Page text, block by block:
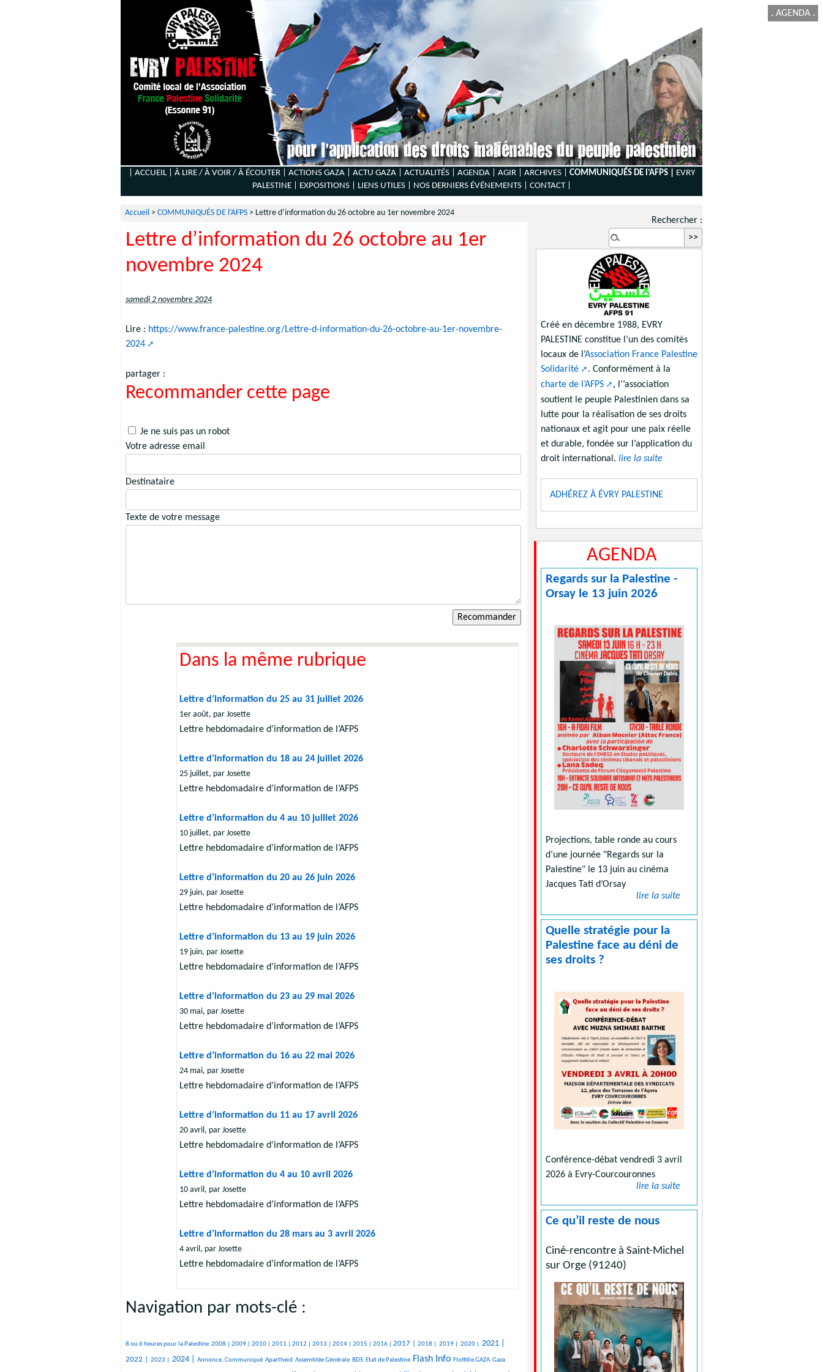
. AGENDA .
| ACCUEIL | À LIRE / À VOIR / À ÉCOUTER | ACTIONS GAZA | ACTU GAZA | ACTUALITÉS | AGENDA | AGIR | ARCHIVES | COMMUNIQUÉS DE l’AFPS |
EVRY
PALESTINE |
EXPOSITIONS | LIENS UTILES | NOS DERNIERS ÉVÉNEMENTS | CONTACT|
Accueil > COMMUNIQUÉS DE l’AFPS > Lettre d’information du 26 octobre au 1er novembre 2024
Lettre d’information du 26 octobre au 1er
novembre 2024
samedi 2 novembre 2024
Lire : https://www.france-palestine.org/Lettre-d-information-du-26-octobre-au-1er-novembre-
2024
partager :
Recommander cette page
Je ne suis pas un robot
Votre adresse email
Destinataire
Texte de votre message
Dans la même rubrique
Lettre d’information du 25 au 31 juillet 2026
1er août, par Josette
Lettre hebdomadaire d’information de l’AFPS
Lettre d’information du 18 au 24 juillet 2026
25 juillet, par Josette
Lettre hebdomadaire d’information de l’AFPS
Lettre d’information du 4 au 10 juillet 2026
10 juillet, par Josette
Lettre hebdomadaire d’information de l’AFPS
Lettre d’information du 20 au 26 juin 2026
29 juin, par Josette
Lettre hebdomadaire d’information de l’AFPS
Lettre d’information du 13 au 19 juin 2026
19 juin, par Josette
Lettre hebdomadaire d’information de l’AFPS
Lettre d’information du 23 au 29 mai 2026
30 mai, par Josette
Lettre hebdomadaire d’information de l’AFPS
Lettre d’information du 16 au 22 mai 2026
24 mai, par Josette
Lettre hebdomadaire d’information de l’AFPS
Lettre d’information du 11 au 17 avril 2026
20 avril, par Josette
Lettre hebdomadaire d’information de l’AFPS
Lettre d’information du 4 au 10 avril 2026
10 avril, par Josette
Lettre hebdomadaire d’information de l’AFPS
Lettre d’information du 28 mars au 3 avril 2026
4 avril, par Josette
Lettre hebdomadaire d’information de l’AFPS
Navigation par mots-clé :
357/2119
8 ou 6 heures pour la Palestine
49/2119 2008 |
95/2119 2009 |
88/2119 2010 |
200/2119 2011 |
374/2119 2012 |
129/2119 2013 |
66/2119 2014 |
129/2119 2015 |
310/2119 2016 |
499/2119 2017 |
139/2119 2018 |
105/2119 2019 |
107/2119 2020 |
775/2119 2021 |
722/2119
2022 |
351/2119
2023 |
842/2119 2024 |
264/2119 Annonce, Communiqué
21/2119 Apartheid
24/2119 Assemblée Générale
104/2119 BDS
20/2119 Etat de Palestine
972/2119 Flash Info
30/2119 Flottille GAZA
317/2119 Gaza
231/2119
Rechercher :
Créé en décembre 1988, EVRY
PALESTINE constitue l’un des comités
locaux de l’Association France Palestine
Solidarité
. Conformément à la
charte de l’AFPS
, l’’association
soutient le peuple Palestinien dans sa
lutte pour la réalisation de ses droits
nationaux et agit pour une paix réelle
et durable, fondée sur l’application du
droit international. lire la suite
ADHÉREZ À ÉVRY PALESTINE
AGENDA
Regards sur la Palestine -
Orsay le 13 juin 2026
Projections, table ronde au cours
d’une journée "Regards sur la
Palestine" le 13 juin au cinéma
Jacques Tati d’Orsay
lire la suite
Quelle stratégie pour la
Palestine face au déni de
ses droits ?
Conférence-débat vendredi 3 avril
2026 à Evry-Courcouronnes
lire la suite
Ce qu’il reste de nous
Ciné-rencontre à Saint-Michel
sur Orge (91240)